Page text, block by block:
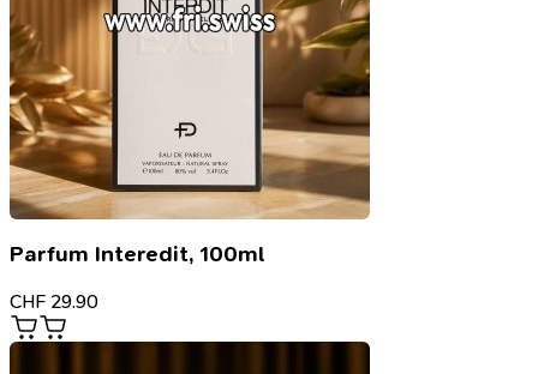
Parfum Interedit, 100ml
CHF 29.90